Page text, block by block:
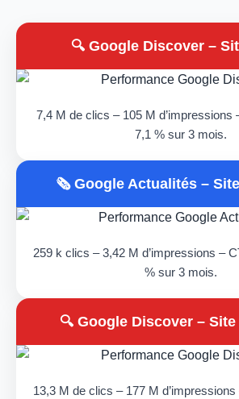
🔍 Google Discover –
7,4 M de clics – 105 M d’impressions
7,1 % sur 3 mois.
🗞️ Google Actualités –
259 k clics – 3,42 M d’impressions –
% sur 3 mois.
🔍 Google Discover –
13,3 M de clics – 177 M